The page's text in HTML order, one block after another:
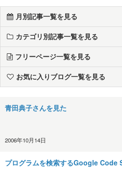
月別記事一覧を見る
カテゴリ別記事一覧を見る
フリーページ一覧を見る
お気に入りブログ一覧を見る
青田典子さんを見た
2006年10月14日
プログラムを検索するGoogle Code